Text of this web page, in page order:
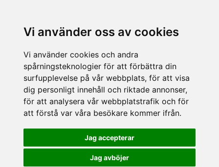
Vi använder oss av cookies
Vi använder cookies och andra
spårningsteknologier för att förbättra din
surfupplevelse på vår webbplats, för att visa
dig personligt innehåll och riktade annonser,
för att analysera vår webbplatstrafik och för
att förstå var våra besökare kommer ifrån.
Jag accepterar
Jag avböjer